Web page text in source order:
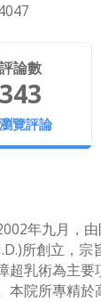
評論數
343
瀏覽評論
年九月，
所創立，宗
超乳術為主要
本院所專精於